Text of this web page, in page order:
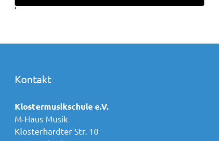
'
Kontakt
Klostermusikschule e.V.
M-Haus Musik
Klosterhardter Str. 10